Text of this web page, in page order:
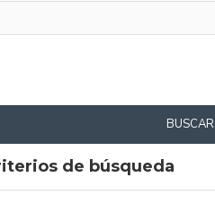
BUSCAR
de búsqueda